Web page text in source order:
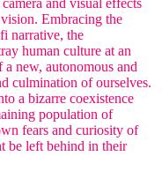
and visual effects
Embracing the
narrative, the
human culture at an
a new, autonomous and
culmination of ourselves.
a bizarre coexistence
population of
fears and curiosity of
be left behind in their